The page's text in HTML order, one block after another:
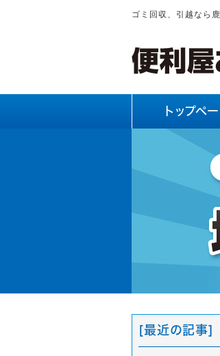
ゴミ回収、引越なら
トップペ
[最近の記事]